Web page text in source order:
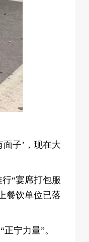
子’，现在大
“宴席打包服
餐饮单位已落
宁力量”。